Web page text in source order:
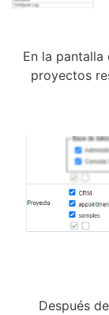
En la
proyectos
Después